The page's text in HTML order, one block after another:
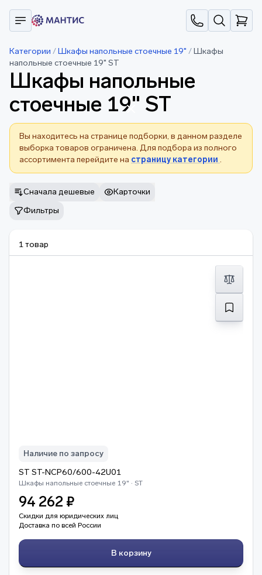
Категории /Шкафы напольные стоечные 19" /Шкафы
напольные стоечные 19" ST
Шкафы напольные
стоечные 19" ST
Вы находитесь на странице подборки, в данном разделе
выборка товаров ограничена. Для подбора из полного
ассортимента перейдите на страницу категории .
Сначала дешевые
Карточки
Фильтры
1 товар
Наличие по запросу
ST ST-NCP60/600-42U01
Шкафы напольные стоечные 19" · ST
94 262 ₽
Скидки для юридических лиц
Доставка по всей России
В корзину